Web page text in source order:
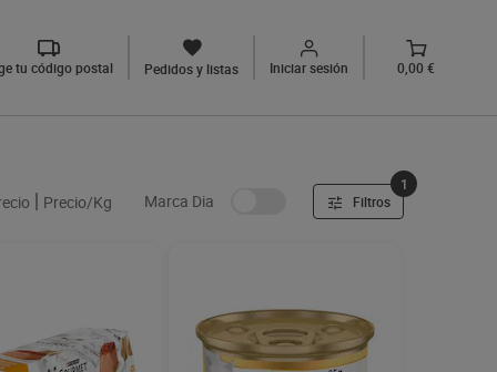
tu código postal Pedidos y listas Iniciar sesión 0,00 €
Precio/Kg Marca Dia Filtros
1